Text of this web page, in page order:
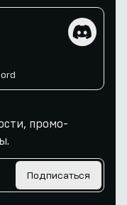
промо-
Подписаться